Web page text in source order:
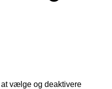
vælge og deaktivere